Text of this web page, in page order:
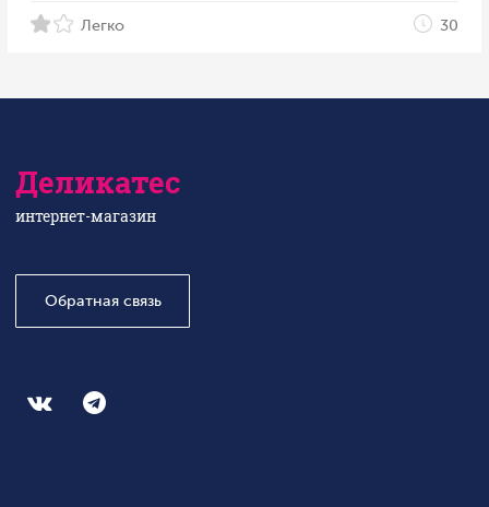
Легко 30
Деликатес
интернет-магазин
Обратная связь